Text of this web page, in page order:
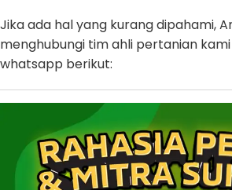
Jika ada hal yang kurang dipahami,
menghubungi tim ahli pertanian
whatsapp berikut: